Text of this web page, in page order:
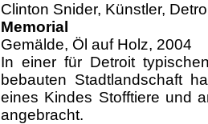
Clinton Snider, Künstler,
Memorial
Gemälde, Öl auf Holz, 2004
In einer für Detroit
bebauten Stadtlandschaft
eines Kindes Stofftiere und
angebracht.